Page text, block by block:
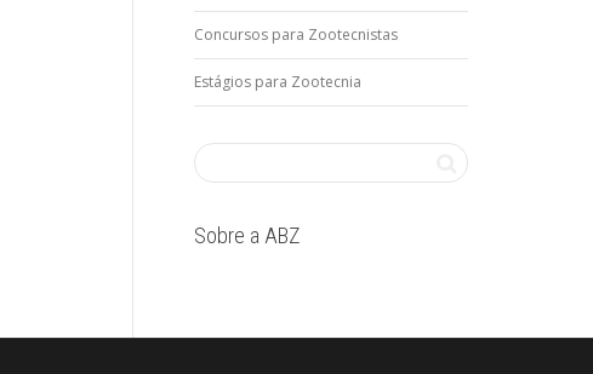
Concursos para Zootecnistas
Estágios para Zootecnia
Sobre a ABZ